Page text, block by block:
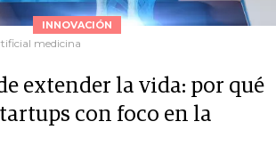
INNOVACIÓN
medicina
extender la vida: por qué
con foco en la